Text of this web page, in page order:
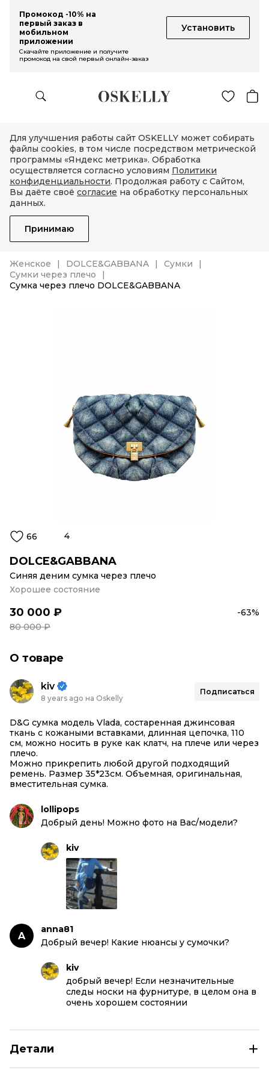
Промокод -10% на
первый заказ в
мобильном
приложении
Установить
Скачайте приложение и получите
промокод на свой первый онлайн-заказ
Для улучшения работы сайт OSKELLY может собирать
файлы cookies, в том числе посредством метрической
программы «Яндекс метрика». Обработка
осуществляется согласно условиям Политики
конфиденциальности. Продолжая работу с Сайтом,
Вы даёте своё согласие на обработку персональных
данных.
Принимаю
Женское DOLCE&GABBANA
Сумки
Сумки через плечо
Сумка через плечо DOLCE&GABBANA
66 4
DOLCE&GABBANA
Синяя деним сумка через плечо
Хорошее состояние
30 000 ₽
-63%
80 000 ₽
О товаре
kiv
8 years ago на Oskelly
Подписаться
D&G сумка модель Vlada, состаренная джинсовая
ткань с кожаными вставками, длинная цепочка, 110
см, можно носить в руке как клатч, на плече или через
плечо.
Можно прикрепить любой другой подходящий
ремень. Размер 35*23см. Объемная, оригинальная,
вместительная сумка.
lollipops
Добрый день! Можно фото на Вас/модели?
kiv
A
anna81
Добрый вечер! Какие нюансы у сумочки?
kiv
добрый вечер! Если незначительные
следы носки на фурнитуре, в целом она в
очень хорошем состоянии
Детали